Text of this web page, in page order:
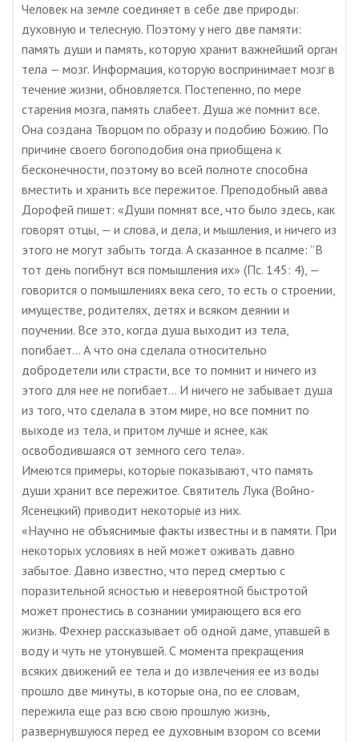
Человек на земле соединяет в себе две природы:
духовную и телесную. Поэтому у него две памяти:
память души и память, которую хранит важнейший орган
тела — мозг. Информация, которую воспринимает мозг в
течение жизни, обновляется. Постепенно, по мере
старения мозга, память слабеет. Душа же помнит все.
Она создана Творцом по образу и подобию Божию. По
причине своего богоподобия она приобщена к
бесконечности, поэтому во всей полноте способна
вместить и хранить все пережитое. Преподобный авва
Дорофей пишет: «Души помнят все, что было здесь, как
говорят отцы, — и слова, и дела, и мышления, и ничего из
этого не могут забыть тогда. А сказанное в псалме: ”В
тот день погибнут вся помышления их» (Пс. 145: 4), —
говорится о помышлениях века сего, то есть о строении,
имуществе, родителях, детях и всяком деянии и
поучении. Все это, когда душа выходит из тела,
погибает… А что она сделала относительно
добродетели или страсти, все то помнит и ничего из
этого для нее не погибает… И ничего не забывает душа
из того, что сделала в этом мире, но все помнит по
выходе из тела, и притом лучше и яснее, как
освободившаяся от земного сего тела».
Имеются примеры, которые показывают, что память
души хранит все пережитое. Святитель Лука (Войно-
Ясенецкий) приводит некоторые из них.
«Научно не объяснимые факты известны и в памяти. При
некоторых условиях в ней может оживать давно
забытое. Давно известно, что перед смертью с
поразительной ясностью и невероятной быстротой
может пронестись в сознании умирающего вся его
жизнь. Фехнер рассказывает об одной даме, упавшей в
воду и чуть не утонувшей. С момента прекращения
всяких движений ее тела и до извлечения ее из воды
прошло две минуты, в которые она, по ее словам,
пережила еще раз всю свою прошлую жизнь,
развернувшуюся перед ее духовным взором со всеми